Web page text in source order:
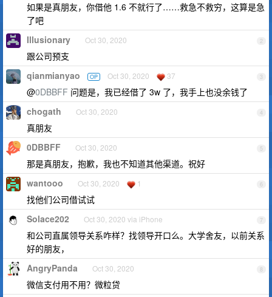
如果是真朋友，你借他 1.6 不就行了……救急不救穷，这算是急
了吧
2
Illusionary Oct 30, 2020
跟公司预支
3
qianmianyao OP Oct 30, 2020 37
@0DBBFF 问题是，我已经借了 3w 了，我手上也没余钱了
4
chogath Oct 30, 2020
真朋友
5
0DBBFF Oct 30, 2020
那是真朋友，抱歉，我也不知道其他渠道。祝好
6
wantooo Oct 30, 2020 1
找他们公司借试试
7
Solace202 Oct 30, 2020 via iPhone
和公司直属领导关系咋样？找领导开口么。大学舍友，以前关系
好的朋友，
8
AngryPanda Oct 30, 2020
微信支付用不用？微粒贷